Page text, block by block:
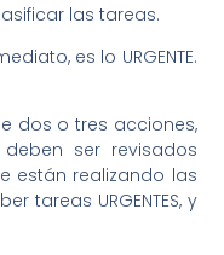
las tareas.
es lo URGENTE.
dos o tres acciones,
ser revisados
están realizando las
tareas URGENTES, y